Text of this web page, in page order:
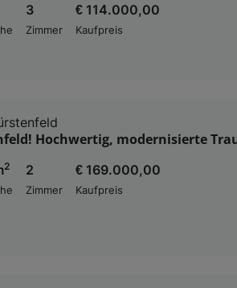
3
Zimmer
€ 114.000,00
Kaufpreis
Hochwertig, modernisierte
2
2
Zimmer
€ 169.000,00
Kaufpreis